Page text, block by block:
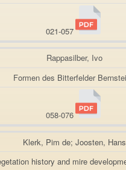
021-057
Rappasilber, Ivo
Formen des Bitterfelder
058-076
Klerk, Pim de; Joosten, Hans
history and mire